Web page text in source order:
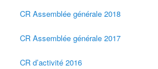
CR Assemblée générale 2018
CR Assemblée générale 2017
CR d’activité 2016